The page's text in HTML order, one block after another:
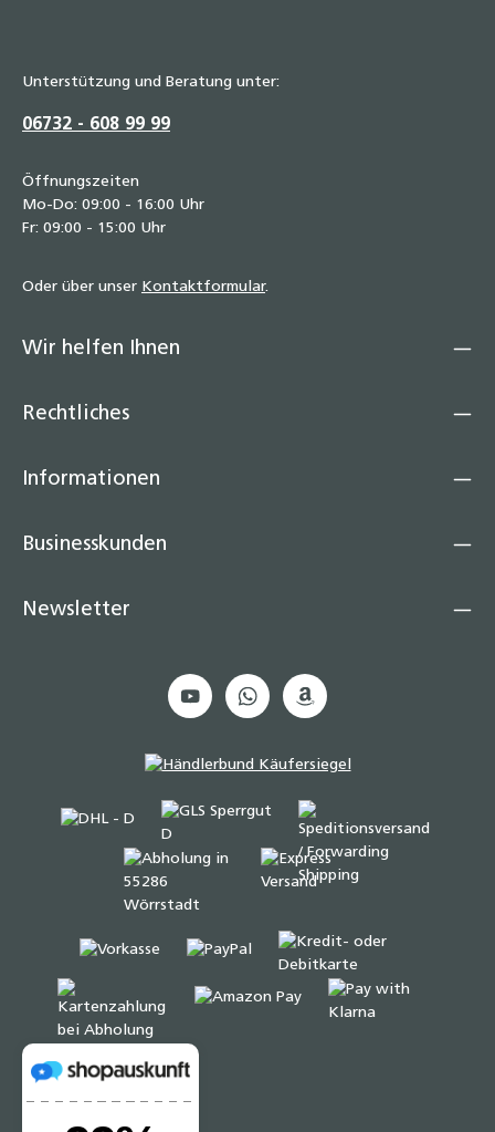
Unterstützung und Beratung unter:
06732 - 608 99 99
Öffnungszeiten
Mo-Do: 09:00 - 16:00 Uhr
Fr: 09:00 - 15:00 Uhr
Oder über unser Kontaktformular.
Wir helfen Ihnen
Rechtliches
Informationen
Businesskunden
Newsletter